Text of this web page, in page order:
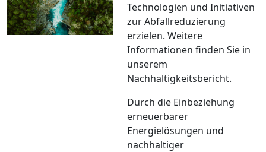
Technologien und Initiativen
zur Abfallreduzierung
erzielen. Weitere
Informationen finden Sie in
unserem
Nachhaltigkeitsbericht.
Durch die Einbeziehung
erneuerbarer
Energielösungen und
nachhaltiger